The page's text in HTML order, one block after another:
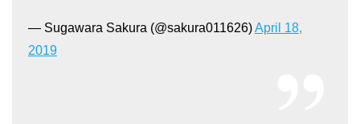
— Sugawara Sakura (@sakura011626)April 18,
2019